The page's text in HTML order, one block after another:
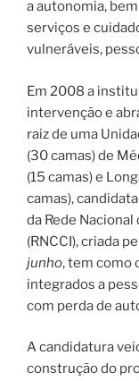
a autonomia,
serviços e
vulneráveis,
Em 2008 a
intervenção e
raiz de uma
(30 camas) de
(15 camas) e
camas),
da Rede
(RNCCI), criada
junho, tem como
integrados a
com perda de
A candidatura
construção do